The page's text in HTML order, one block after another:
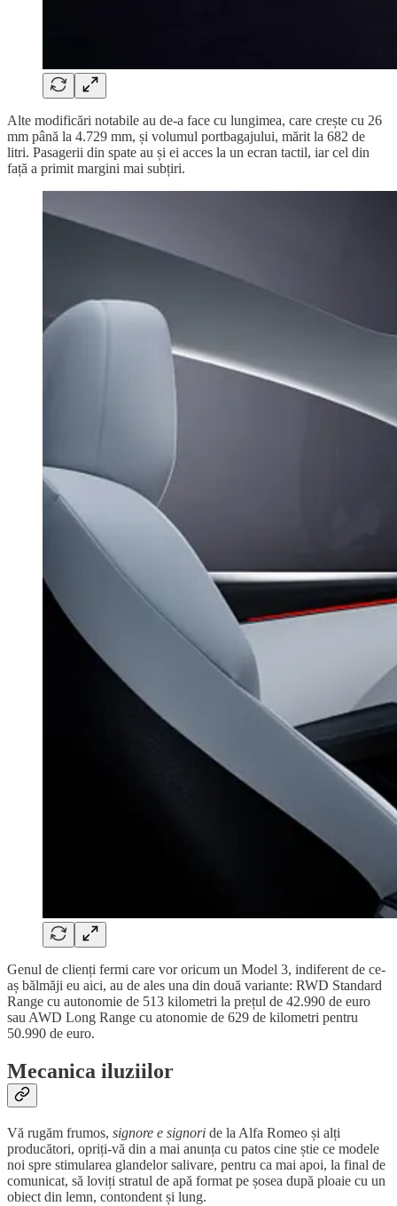
Alte modificări notabile au de-a face cu lungimea, care crește cu 26
mm până la 4.729 mm, și volumul portbagajului, mărit la 682 de
litri. Pasagerii din spate au și ei acces la un ecran tactil, iar cel din
față a primit margini mai subțiri.
Genul de clienți fermi care vor oricum un Model 3, indiferent de ce-
aș bălmăji eu aici, au de ales una din două variante: RWD Standard
Range cu autonomie de 513 kilometri la prețul de 42.990 de euro
sau AWD Long Range cu atonomie de 629 de kilometri pentru
50.990 de euro.
Mecanica iluziilor
Vă rugăm frumos, signore e signori de la Alfa Romeo și alți
producători, opriți-vă din a mai anunța cu patos cine știe ce modele
noi spre stimularea glandelor salivare, pentru ca mai apoi, la final de
comunicat, să loviți stratul de apă format pe șosea după ploaie cu un
obiect din lemn, contondent și lung.